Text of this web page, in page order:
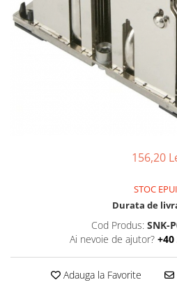
Smartphone IPhone
Boxe
Mouse
156,20
STOC
Durata de
Cod Produs: SNK-
Ai nevoie de ajutor? +40
Adauga la Favorite